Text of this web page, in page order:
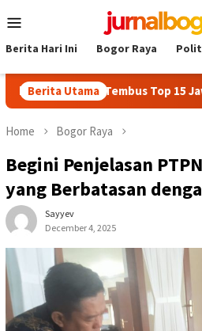
to
Menu
Berita Hari Ini Bogor Raya
Berita Utama
Tembus Top 15 Jawa Barat
Home Bogor Raya
Begini Penjelasan
yang Berbatasan
Sayyev
December 4, 2025